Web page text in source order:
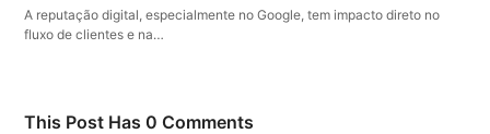
A reputação digital, especialmente no Google, tem impacto direto no
fluxo de clientes e na…
This Post Has 0 Comments